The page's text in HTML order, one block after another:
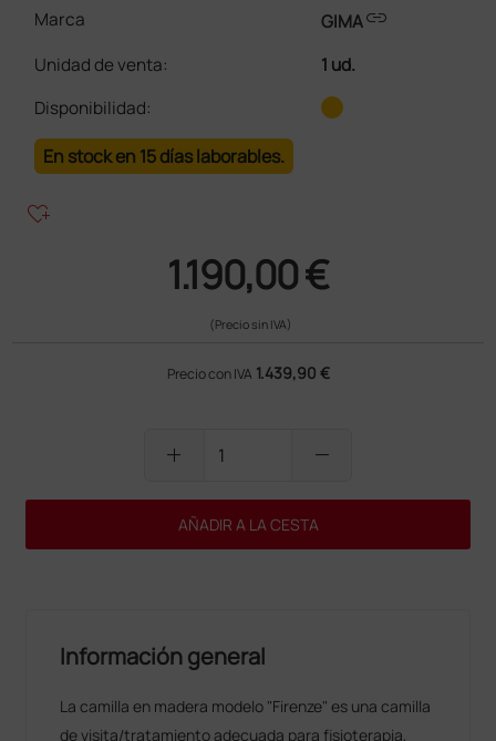
Marca
GIMAlink
Unidad de venta:
1 ud.
Disponibilidad:
En stock en 15 días laborables.
heart_plus
1.190,00 €
(Precio sin IVA)
Precio con IVA 1.439,90 €
add remove
AÑADIR A LA CESTA
Información general
La camilla en madera modelo "Firenze" es una camilla
de visita/tratamiento adecuada para fisioterapia,